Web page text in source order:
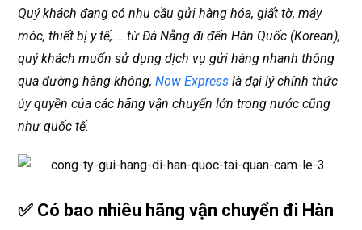
Quý khách đang có nhu cầu gửi hàng hóa, giất tờ, máy
móc, thiết bị y tế,…. từ Đà Nẵng đi đến Hàn Quốc (Korean),
quý khách muốn sử dụng dịch vụ gửi hàng nhanh thông
qua đường hàng không,Now Express là đại lý chính thức
ủy quyền của các hãng vận chuyển lớn trong nước cũng
như quốc tế.
✅ Có bao nhiêu hãng vận chuyển đi Hàn